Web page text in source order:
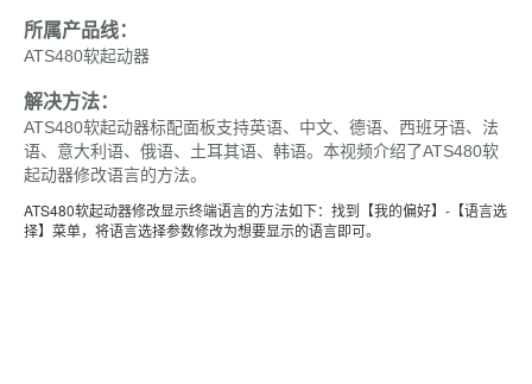
所属产品线：
ATS480软起动器
解决方法：
ATS480软起动器标配面板支持英语、中文、德语、西班牙语、法
语、意大利语、俄语、土耳其语、韩语。本视频介绍了ATS480软
起动器修改语言的方法。
ATS480软起动器修改显示终端语言的方法如下：找到【我的偏好】-【语言选
择】菜单，将语言选择参数修改为想要显示的语言即可。